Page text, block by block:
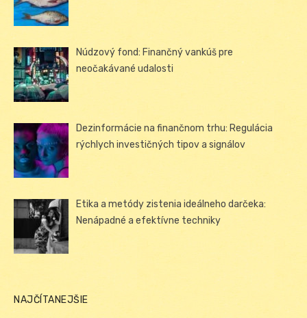
Núdzový fond: Finančný vankúš pre
neočakávané udalosti
Dezinformácie na finančnom trhu: Regulácia
rýchlych investičných tipov a signálov
Etika a metódy zistenia ideálneho darčeka:
Nenápadné a efektívne techniky
NAJČÍTANEJŠIE